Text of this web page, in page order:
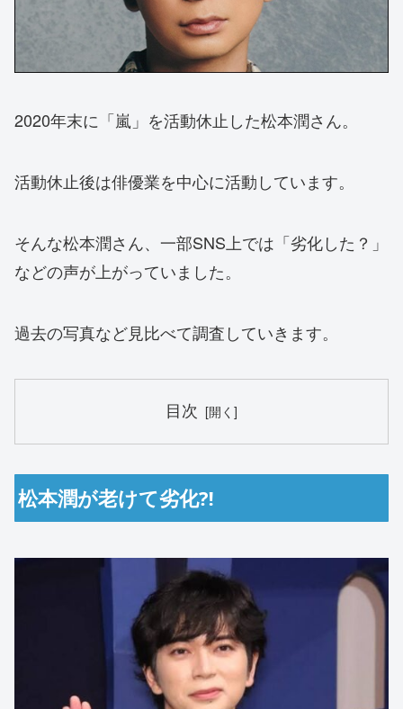
2020年末に「嵐」を活動休止した松本潤さん。
活動休止後は俳優業を中心に活動しています。
そんな松本潤さん、一部SNS上では「劣化した？」
などの声が上がっていました。
過去の写真など見比べて調査していきます。
目次
松本潤が老けて劣化⁈